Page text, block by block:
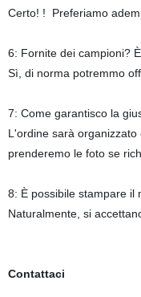
Certo! ! Preferiamo
6: Fornite dei campioni?
Sì, di norma potremmo
7: Come garantisco la
L'ordine sarà
prenderemo le foto se
8: È possibile stampare il
Naturalmente, si
Contattaci